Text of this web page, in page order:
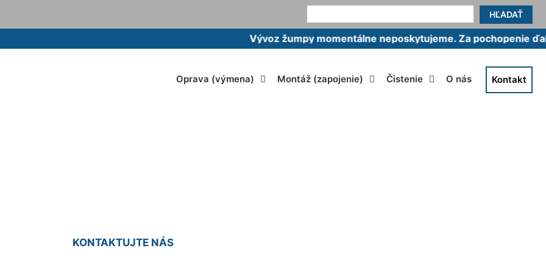
HĽADAŤ
Vývoz žumpy momentálne neposkytujeme. Za pochopenie ďakujeme.
Oprava (výmena) Montáž (zapojenie) Čistenie O nás Kontakt
KONTAKTUJTE NÁS